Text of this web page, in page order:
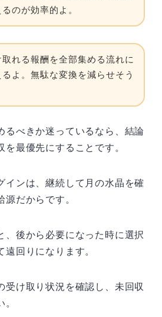
のが効率的よ。
取れる報酬を全部集める流れに
よ。無駄な変換を減らせそう
るべきか迷っているなら、結論
を最優先にすることです。
インは、継続して月の水晶を確
だからです。
、後から必要になった時に選択
遠回りになります。
受け取り状況を確認し、未回収